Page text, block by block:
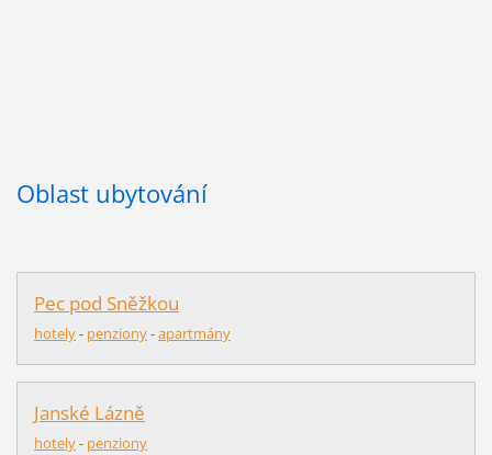
Oblast ubytování
Pec pod Sněžkou
hotely- penziony-apartmány
Janské Lázně
hotely- penziony